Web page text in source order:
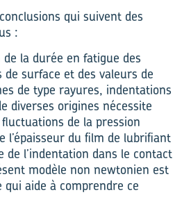
qui suivent des
:
la durée en fatigue des
surface et des valeurs de
de type rayures, indentations
diverses origines nécessite
fluctuations de la pression
l’épaisseur du film de lubrifiant
de l’indentation dans le contact
modèle non newtonien est
aide à comprendre ce